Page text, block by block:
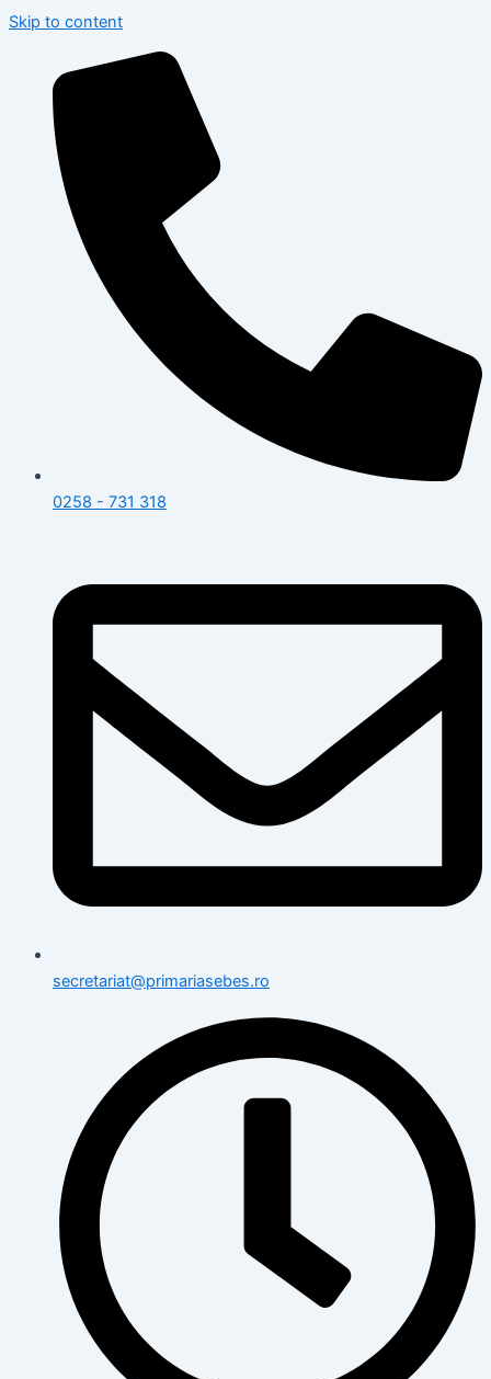
Skip to content
0258 - 731 318
secretariat@primariasebes.ro